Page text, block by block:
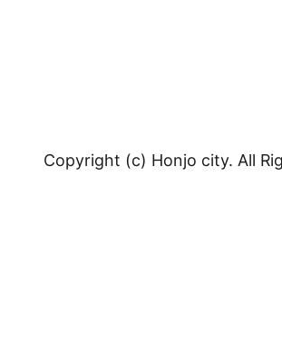
Copyright (c) Honjo city. All